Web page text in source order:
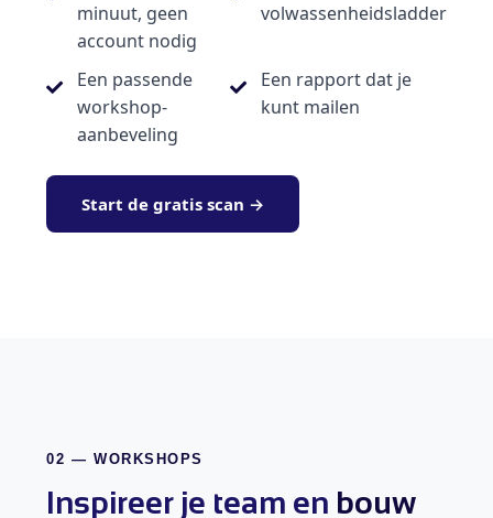
minuut, geen
account nodig
volwassenheidsladder
Een passende
workshop-
aanbeveling
Een rapport dat je
kunt mailen
Start de gratis scan →
02 — WORKSHOPS
Inspireer je team en bouw